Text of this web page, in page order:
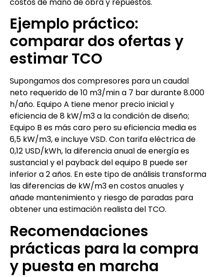
Ejemplo práctico:
comparar dos ofertas y
estimar TCO
Supongamos dos compresores para un caudal
neto requerido de 10 m3/min a 7 bar durante 8.000
h/año. Equipo A tiene menor precio inicial y
eficiencia de 8 kW/m3 a la condición de diseño;
Equipo B es más caro pero su eficiencia media es
6,5 kW/m3, e incluye VSD. Con tarifa eléctrica de
0,12 USD/kWh, la diferencia anual de energía es
sustancial y el payback del equipo B puede ser
inferior a 2 años. En este tipo de análisis transforma
las diferencias de kW/m3 en costos anuales y
añade mantenimiento y riesgo de paradas para
obtener una estimación realista del TCO.
Recomendaciones
prácticas para la compra
y puesta en marcha